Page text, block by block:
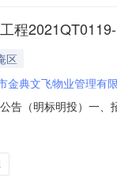
程
区
金典文飞物业管理有
告（明标明投）一
用“评定分离”方式